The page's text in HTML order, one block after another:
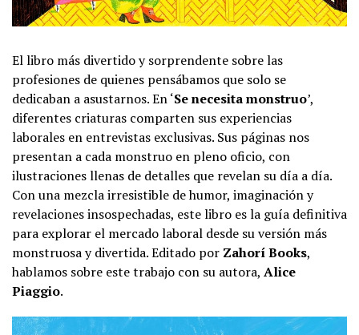
El libro más divertido y sorprendente sobre las
profesiones de quienes pensábamos que solo se
dedicaban a asustarnos. En ‘Se necesita monstruo’,
diferentes criaturas comparten sus experiencias
laborales en entrevistas exclusivas. Sus páginas nos
presentan a cada monstruo en pleno oficio, con
ilustraciones llenas de detalles que revelan su día a día.
Con una mezcla irresistible de humor, imaginación y
revelaciones insospechadas, este libro es la guía definitiva
para explorar el mercado laboral desde su versión más
monstruosa y divertida. Editado por Zahorí Books,
hablamos sobre este trabajo con su autora, Alice
Piaggio.